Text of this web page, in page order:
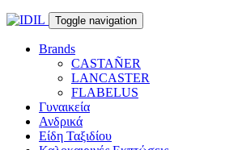
Toggle navigation
Brands
CASTAÑER
LANCASTER
FLABELUS
Γυναικεία
Ανδρικά
Είδη Ταξιδίου